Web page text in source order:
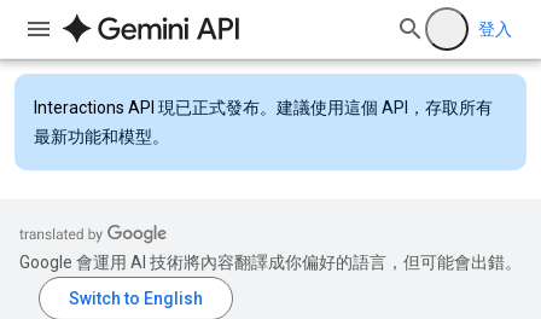
登入
Interactions API 現已正式發布。建議使用這個 API，存取所有
最新功能和模型。
Google 會運用 AI 技術將內容翻譯成你偏好的語言，但可能會出錯。